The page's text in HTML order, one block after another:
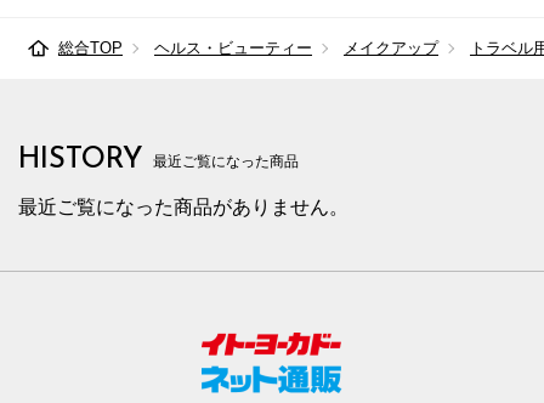
総合TOP ヘルス・ビューティー メイクアップ トラベル
HISTORY 最近ご覧になった商品
最近ご覧になった商品がありません。